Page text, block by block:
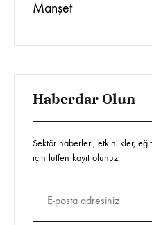
Manşet
Haberdar Olun
Sektör haberleri, etkinlikler,
için lütfen kayıt olunuz.